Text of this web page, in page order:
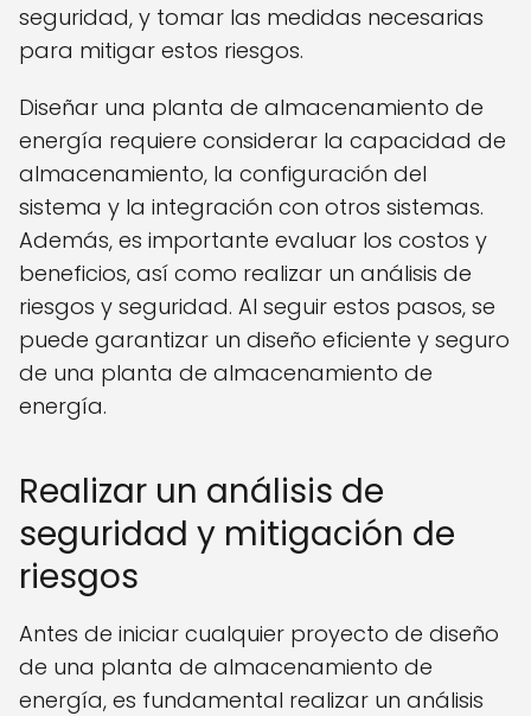
seguridad, y tomar las medidas necesarias
para mitigar estos riesgos.
Diseñar una planta de almacenamiento de
energía requiere considerar la capacidad de
almacenamiento, la configuración del
sistema y la integración con otros sistemas.
Además, es importante evaluar los costos y
beneficios, así como realizar un análisis de
riesgos y seguridad. Al seguir estos pasos, se
puede garantizar un diseño eficiente y seguro
de una planta de almacenamiento de
energía.
Realizar un análisis de
seguridad y mitigación de
riesgos
Antes de iniciar cualquier proyecto de diseño
de una planta de almacenamiento de
energía, es fundamental realizar un análisis